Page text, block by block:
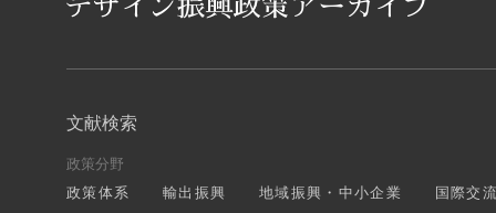
文献検索
政策分野
政策体系
輸出振興 地域振興・中小企業
国際交